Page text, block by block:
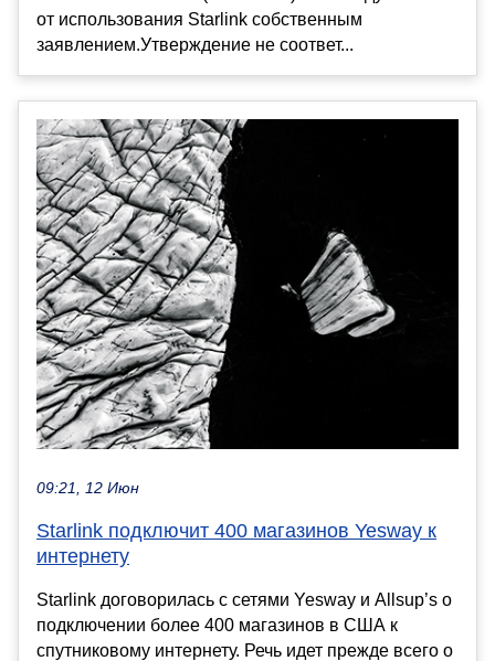
от использования Starlink собственным
заявлением.Утверждение не соответ...
09:21, 12 Июн
Starlink подключит 400 магазинов Yesway к
интернету
Starlink договорилась с сетями Yesway и Allsup’s о
подключении более 400 магазинов в США к
спутниковому интернету. Речь идет прежде всего о